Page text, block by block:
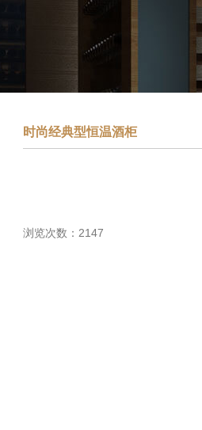
时尚经典型恒温酒柜
浏览次数：2147